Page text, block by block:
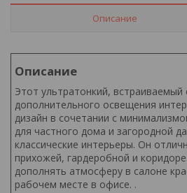
Описание
Описание
Этот ультратонкий, встраиваемый
дополнительного освещения
дизайн в сочетании с
для частного дома и загородной
классические интерьеры. Он
прихожей, гардеробной и
дополнять атмосферу в салоне
рабочем месте в офисе. .